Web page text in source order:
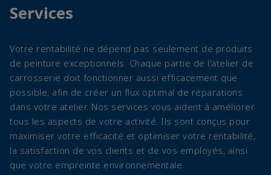
Services
Votre rentabilité ne dépend pas seulement de produits
de peinture exceptionnels. Chaque partie de l'atelier de
carrosserie doit fonctionner aussi efficacement que
possible, afin de créer un flux optimal de réparations
dans votre atelier. Nos services vous aident à améliorer
tous les aspects de votre activité. Ils sont conçus pour
maximiser votre efficacité et optimiser votre rentabilité,
la satisfaction de vos clients et de vos employés, ainsi
que votre empreinte environnementale.